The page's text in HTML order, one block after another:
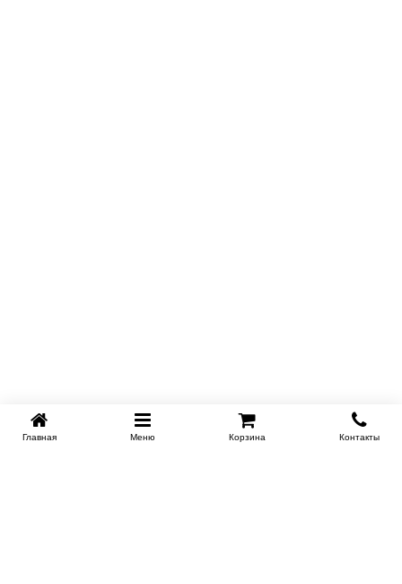
Главная Меню Корзина Контакты